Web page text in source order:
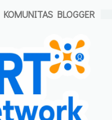
KOMUNITAS BLOGGER